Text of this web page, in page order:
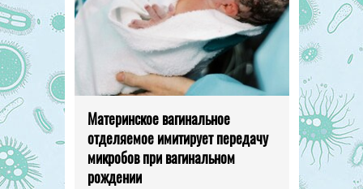
Материнское вагинальное
отделяемое имитирует передачу
микробов при вагинальном
рождении